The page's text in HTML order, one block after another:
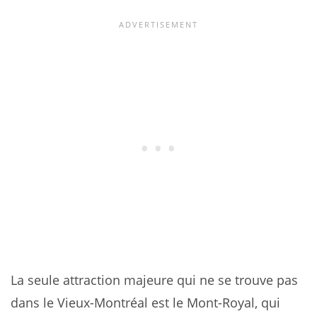
La seule attraction majeure qui ne se trouve pas
dans le Vieux-Montréal est le Mont-Royal, qui